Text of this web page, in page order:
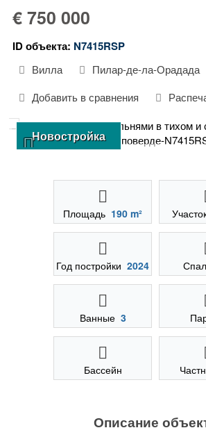
€ 750 000
ID объекта: N7415RSP
Вилла
Пилар-де-ла-Орадада
Добавить в сравнения
Новостройка
Площадь 190 m²
Год постройки 2024
Ванные 3
Бассейн
Описание